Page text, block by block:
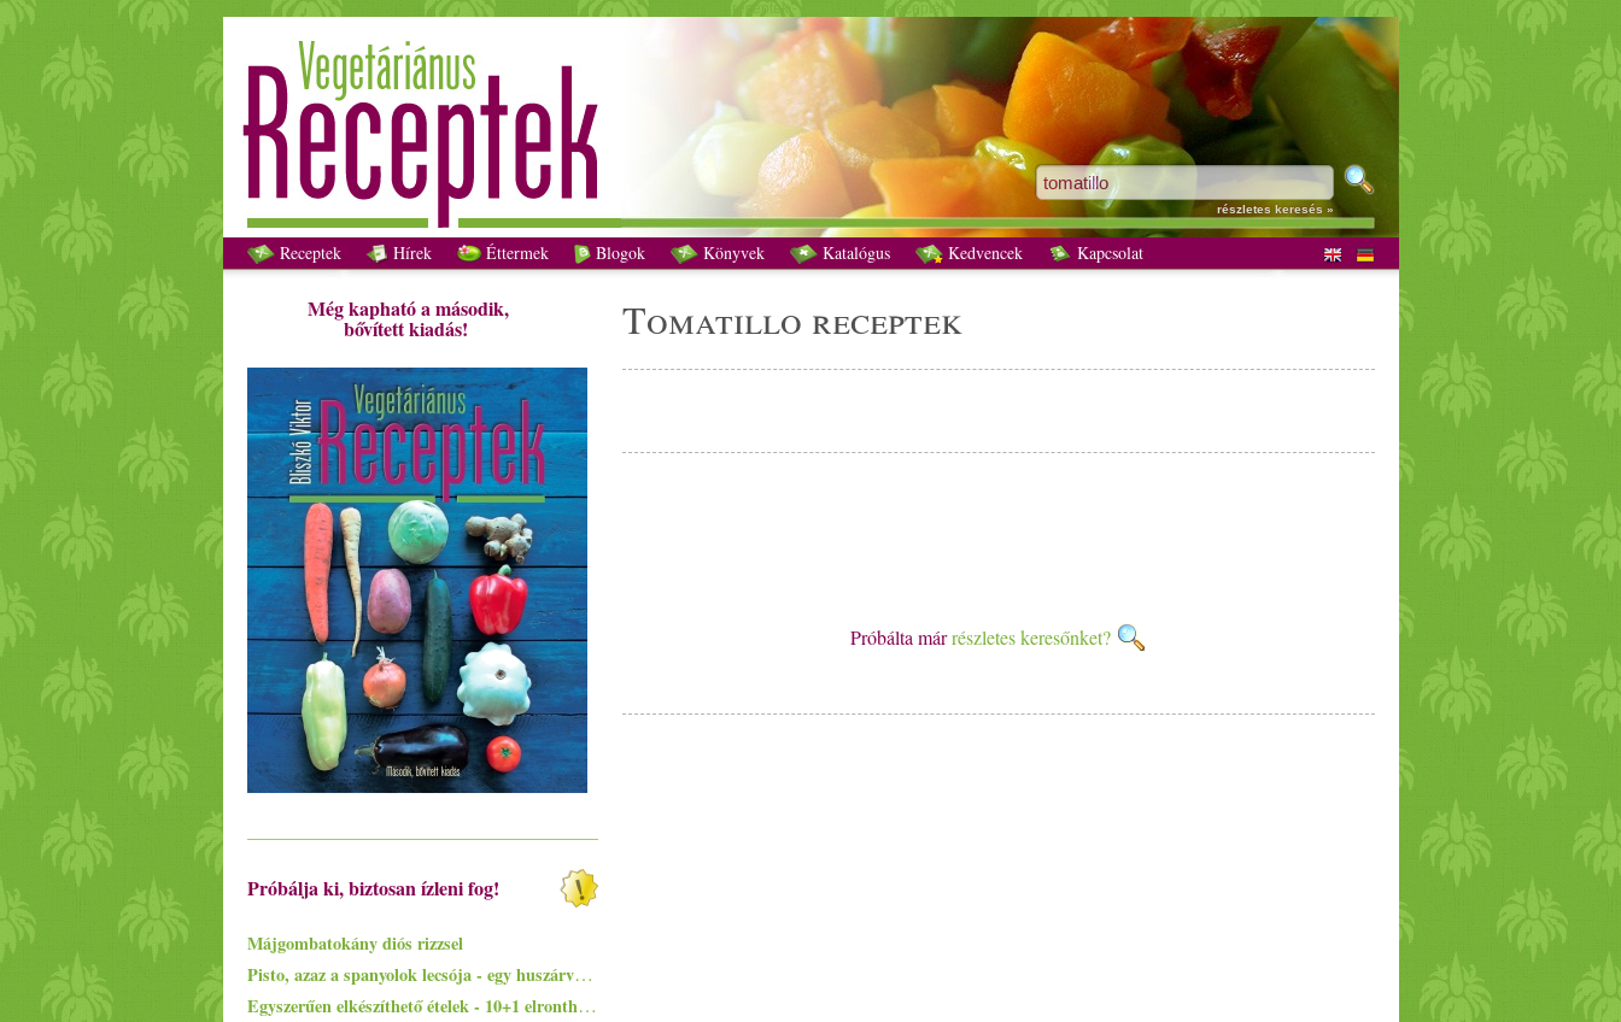
tomatillo receptek - Vegetáriánus receptek
részletes keresés »
Receptek Hírek Éttermek Blogok Könyvek Katalógus Kedvencek Kapcsolat
Még kapható a második,
bővített kiadás!
Próbálja ki, biztosan ízleni fog!
Májgombatokány diós rizzsel
Pisto, azaz a spanyolok lecsója - egy huszárvágással tesszük laktatóbbá
Egyszerűen elkészíthető ételek - 10+1 elronthatatlan recept kezdő konyhatündéreknek
tomatillo receptek
Próbálta márrészletes keresőnket?